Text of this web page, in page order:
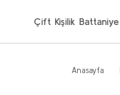
Çift Kişilik Battaniye
Anasayfa